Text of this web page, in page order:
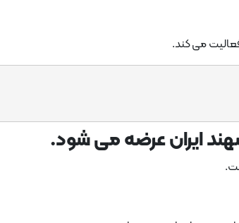
فعالیت می کند.
ایران عرضه می شود.